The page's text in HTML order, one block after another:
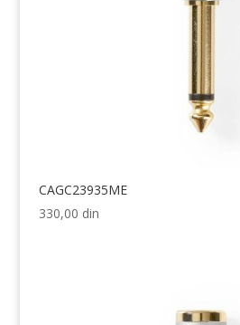
CAGC23935ME
330,00 din